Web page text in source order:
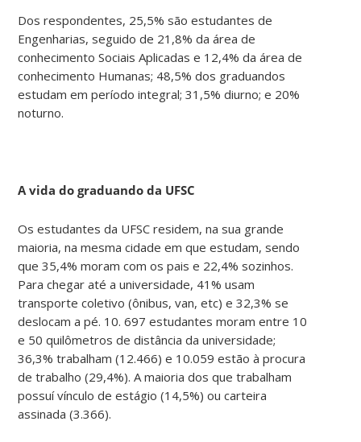
Dos respondentes, 25,5% são estudantes de
Engenharias, seguido de 21,8% da área de
conhecimento Sociais Aplicadas e 12,4% da área de
conhecimento Humanas; 48,5% dos graduandos
estudam em período integral; 31,5% diurno; e 20%
noturno.
A vida do graduando da UFSC
Os estudantes da UFSC residem, na sua grande
maioria, na mesma cidade em que estudam, sendo
que 35,4% moram com os pais e 22,4% sozinhos.
Para chegar até a universidade, 41% usam
transporte coletivo (ônibus, van, etc) e 32,3% se
deslocam a pé. 10. 697 estudantes moram entre 10
e 50 quilômetros de distância da universidade;
36,3% trabalham (12.466) e 10.059 estão à procura
de trabalho (29,4%). A maioria dos que trabalham
possuí vínculo de estágio (14,5%) ou carteira
assinada (3.366).